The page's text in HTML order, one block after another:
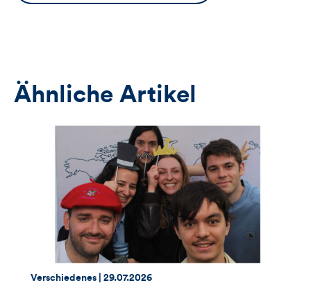
Button
Ähnliche Artikel
Thema:
Verschiedenes | Datum:
29.07.2026